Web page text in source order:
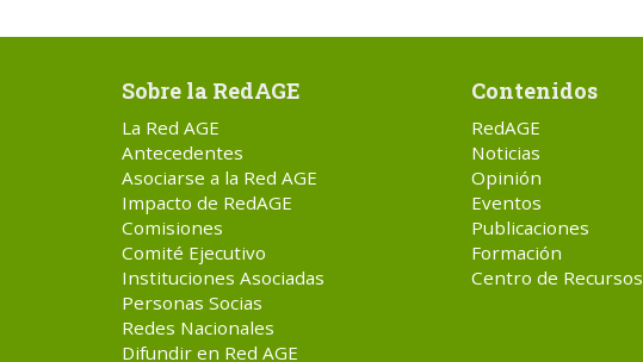
Sobre la RedAGE
La Red AGE
Antecedentes
Asociarse a la Red AGE
Impacto de RedAGE
Comisiones
Comité Ejecutivo
Instituciones Asociadas
Personas Socias
Redes Nacionales
Difundir en Red AGE
Contenidos
RedAGE
Noticias
Opinión
Eventos
Publicaciones
Formación
Centro de Recursos